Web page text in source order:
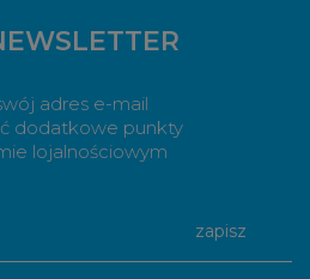
adres e-mail
dodatkowe punkty
lojalnościowym
zapisz